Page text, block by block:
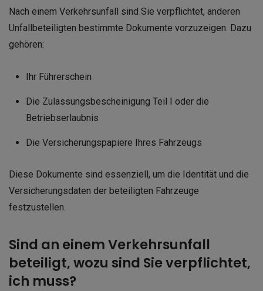
Nach einem Verkehrsunfall sind Sie verpflichtet, anderen
Unfallbeteiligten bestimmte Dokumente vorzuzeigen. Dazu
gehören:
Ihr Führerschein
Die Zulassungsbescheinigung Teil I oder die
Betriebserlaubnis
Die Versicherungspapiere Ihres Fahrzeugs
Diese Dokumente sind essenziell, um die Identität und die
Versicherungsdaten der beteiligten Fahrzeuge
festzustellen.
Sind an einem Verkehrsunfall
beteiligt, wozu sind Sie verpflichtet,
ich muss?